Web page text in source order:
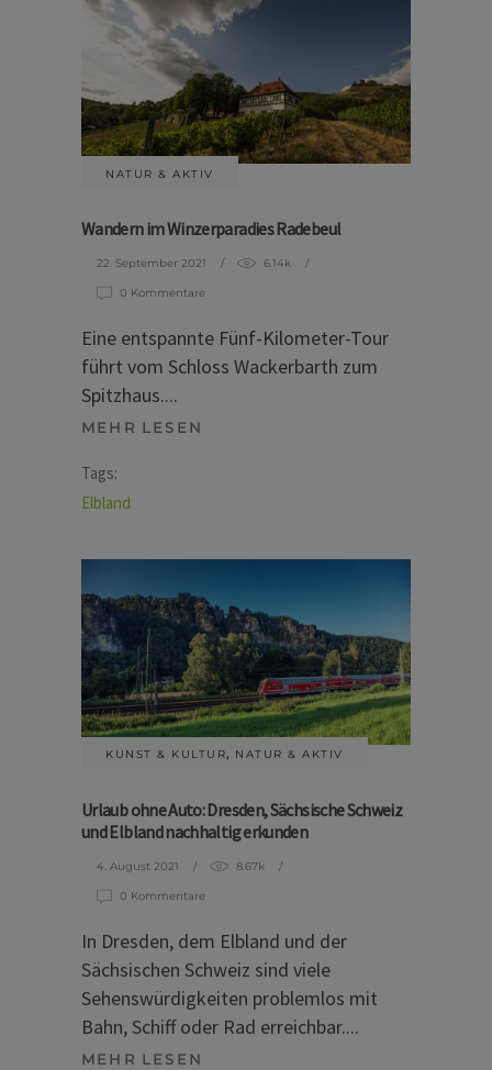
NATUR & AKTIV
Wandern im Winzerparadies Radebeul
22. September 2021 6.14k
0 Kommentare
Eine entspannte Fünf-Kilometer-Tour
führt vom Schloss Wackerbarth zum
Spitzhaus.
MEHR LESEN
Tags:
Elbland
KUNST & KULTUR, NATUR & AKTIV
Urlaub ohne Auto: Dresden, Sächsische Schweiz
und Elbland nachhaltig erkunden
4. August 2021 8.67k
0 Kommentare
In Dresden, dem Elbland und der
Sächsischen Schweiz sind viele
Sehenswürdigkeiten problemlos mit
Bahn, Schiff oder Rad erreichbar.
MEHR LESEN